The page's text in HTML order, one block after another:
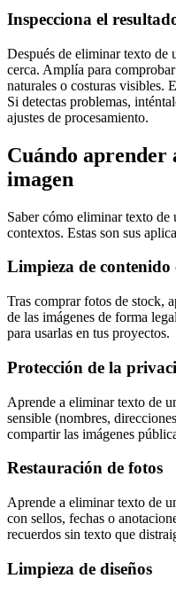
Inspecciona el
Después de eliminar texto de
cerca. Amplía para
naturales o costuras visibles.
Si detectas problemas,
ajustes de procesamiento.
Cuándo aprender
imagen
Saber cómo eliminar texto de
contextos. Estas son sus
Limpieza de contenido
Tras comprar fotos de stock,
de las imágenes de forma
para usarlas en tus proyectos.
Protección de la
Aprende a eliminar texto de
sensible (nombres,
compartir las imágenes
Restauración de fotos
Aprende a eliminar texto de
con sellos, fechas o
recuerdos sin texto que
Limpieza de diseños